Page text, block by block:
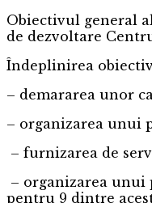
Obiectivul general
de dezvoltare
Îndeplinirea
– demararea unor
– organizarea
– furnizarea
– organizarea unui
pentru 9 dintre